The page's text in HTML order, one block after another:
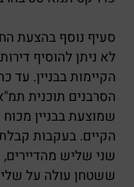
סעיף נוסף בהצעת
לא ניתן להוסיף
הקיימות בבניין. עד
שמוצעת בבניין
הקיים. בעקבות
שני שליש מהדיירים,
ששטחן עולה על